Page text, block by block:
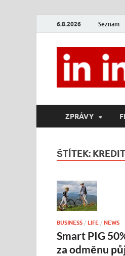
6.8.2026 Seznam
ZPRÁVY
ŠTÍTEK:
BUSINESS / LIFE / NEWS
Smart PIG
za odměnu